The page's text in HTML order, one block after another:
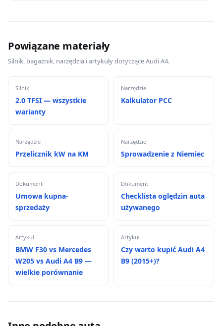
Powiązane materiały
Silnik, bagażnik, narzędzia i artykuły dotyczące Audi A4.
Silnik
2.0 TFSI — wszystkie
warianty
Narzędzie
Kalkulator PCC
Narzędzie
Przelicznik kW na KM
Narzędzie
Sprowadzenie z Niemiec
Dokument
Umowa kupna-
sprzedaży
Dokument
Checklista oględzin auta
używanego
Artykuł
BMW F30 vs Mercedes
W205 vs Audi A4 B9 —
wielkie porównanie
Artykuł
Czy warto kupić Audi A4
B9 (2015+)?